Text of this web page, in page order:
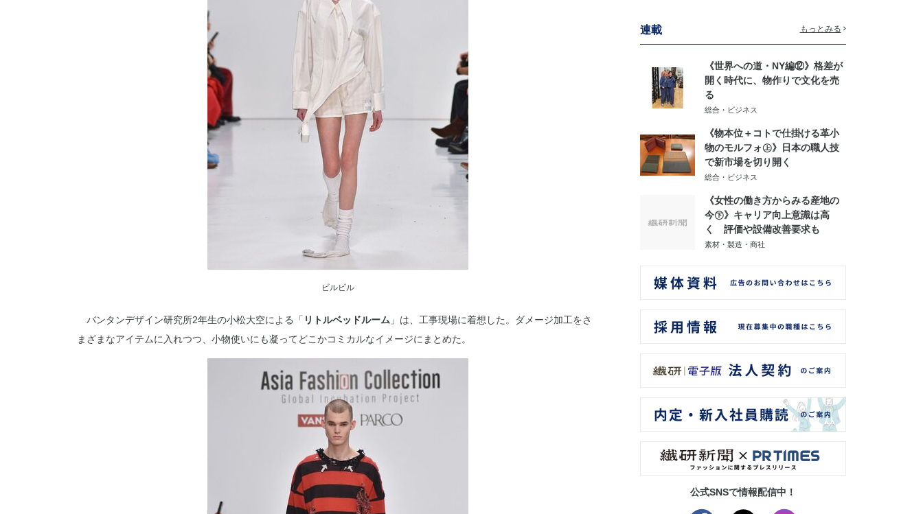
ビルビル
バンタンデザイン研究所2年生の小松大空による「 リトルベッドルーム 」は、工事現場に着想した。ダメージ加工をさ
まざまなアイテムに入れつつ、小物使いにも凝ってどこかコミカルなイメージにまとめた。
連載 もっとみる
《世界への道・NY編⑫》格差が
開く時代に、物作りで文化を売
る
総合・ビジネス
《物本位＋コトで仕掛ける革小
物のモルフォ㊤》日本の職人技
で新市場を切り開く
総合・ビジネス
《女性の働き方からみる産地の
今㊦》キャリア向上意識は高
く 評価や設備改善要求も
素材・製造・商社
公式SNSで情報配信中！